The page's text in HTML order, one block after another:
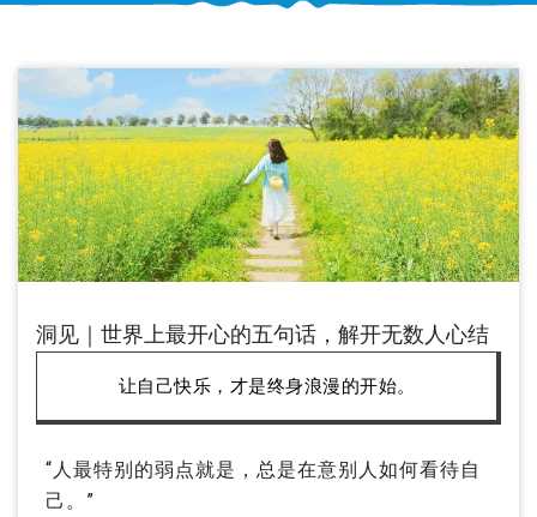
洞见｜世界上最开心的五句话，解开无数人心结
让自己快乐，才是终身浪漫的开始。
“人最特别的弱点就是，总是在意别人如何看待自
己。”